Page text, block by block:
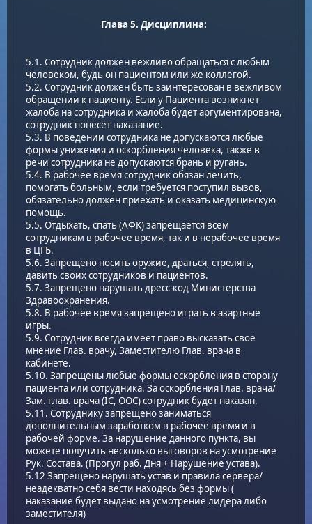
Глава 5. Дисциплина:
5.1. Сотрудник должен вежливо обращаться с любым
человеком, будь он пациентом или же коллегой.
5.2. Сотрудник должен быть заинтересован в вежливом
обращении к пациенту. Если у Пациента возникнет
жалоба на сотрудника и жалоба будет аргументирована,
сотрудник понесёт наказание.
5.3. В поведении сотрудника не допускаются любые
формы унижения и оскорбления человека, также в
речи сотрудника не допускаются брань и ругань.
5.4. В рабочее время сотрудник обязан лечить,
помогать больным, если требуется поступил вызов,
обязательно должен приехать и оказать медицинскую
помощь.
5.5. Отдыхать, спать (АФК) запрещается всем
сотрудникам в рабочее время, так и в нерабочее время
в ЦГБ.
5.6. Запрещено носить оружие, драться, стрелять,
давить своих сотрудников и пациентов.
5.7. Запрещено нарушать дресс-код Министерства
Здравоохранения.
5.8. В рабочее время запрещено играть в азартные
игры.
5.9. Сотрудник всегда имеет право высказать своё
мнение Глав. врачу, Заместителю Глав. врача в
кабинете.
5.10. Запрещены любые формы оскорбления в сторону
пациента или сотрудника. За оскорбления Глав. врача/
Зам. глав. врача (IC, OOC) сотрудник будет наказан.
5.11. Сотруднику запрещено заниматься
дополнительным заработком в рабочее время и в
рабочей форме. За нарушение данного пункта, вы
можете получить несколько выговоров на усмотрение
Рук. Состава. (Прогул раб. Дня + Нарушение устава).
5.12 Запрещено нарушать устав и правила сервера/
неадекватно себя вести находясь без формы (
наказание будет выдано на усмотрение лидера либо
заместителя)